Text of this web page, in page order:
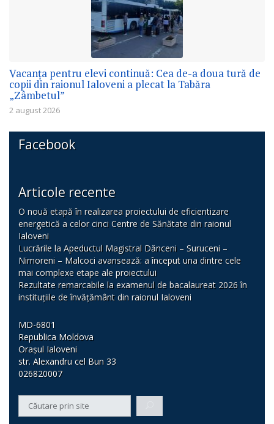
Vacanța pentru elevi continuă: Cea de-a doua tură de
copii din raionul Ialoveni a plecat la Tabăra
„Zâmbetul”
2 august 2026
Facebook
Articole recente
O nouă etapă în realizarea proiectului de eficientizare
energetică a celor cinci Centre de Sănătate din raionul
Ialoveni
Lucrările la Apeductul Magistral Dănceni – Suruceni –
Nimoreni – Malcoci avansează: a început una dintre cele
mai complexe etape ale proiectului
Rezultate remarcabile la examenul de bacalaureat 2026 în
instituțiile de învățământ din raionul Ialoveni
MD-6801
Republica Moldova
Orașul Ialoveni
str. Alexandru cel Bun 33
026820007